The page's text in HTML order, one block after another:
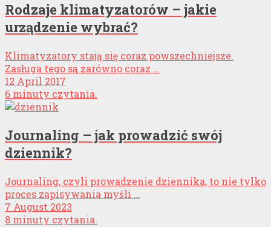
Rodzaje klimatyzatorów – jakie
urządzenie wybrać?
Klimatyzatory stają się coraz powszechniejsze.
Zasługa tego są zarówno coraz …
12 April 2017
6 minuty czytania.
Journaling – jak prowadzić swój
dziennik?
Journaling, czyli prowadzenie dziennika, to nie tylko
proces zapisywania myśli …
7 August 2023
8 minuty czytania.